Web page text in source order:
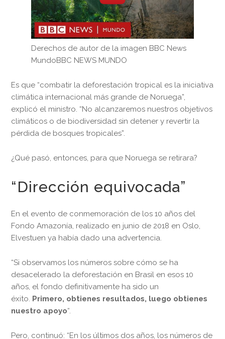
Derechos de autor de la imagen BBC News
MundoBBC NEWS MUNDO
Es que “combatir la deforestación tropical es la iniciativa
climática internacional más grande de Noruega”,
explicó el ministro. “No alcanzaremos nuestros objetivos
climáticos o de biodiversidad sin detener y revertir la
pérdida de bosques tropicales”.
¿Qué pasó, entonces, para que Noruega se retirara?
“Dirección equivocada”
En el evento de conmemoración de los 10 años del
Fondo Amazonía, realizado en junio de 2018 en Oslo,
Elvestuen ya había dado una advertencia.
“Si observamos los números sobre cómo se ha
desacelerado la deforestación en Brasil en esos 10
años, el fondo definitivamente ha sido un
éxito. Primero, obtienes resultados, luego obtienes
nuestro apoyo“.
Pero, continuó: “En los últimos dos años, los números de